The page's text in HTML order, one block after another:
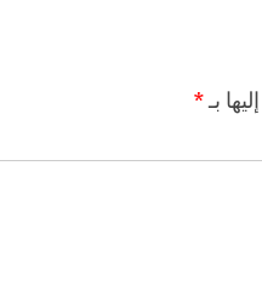
بـ *